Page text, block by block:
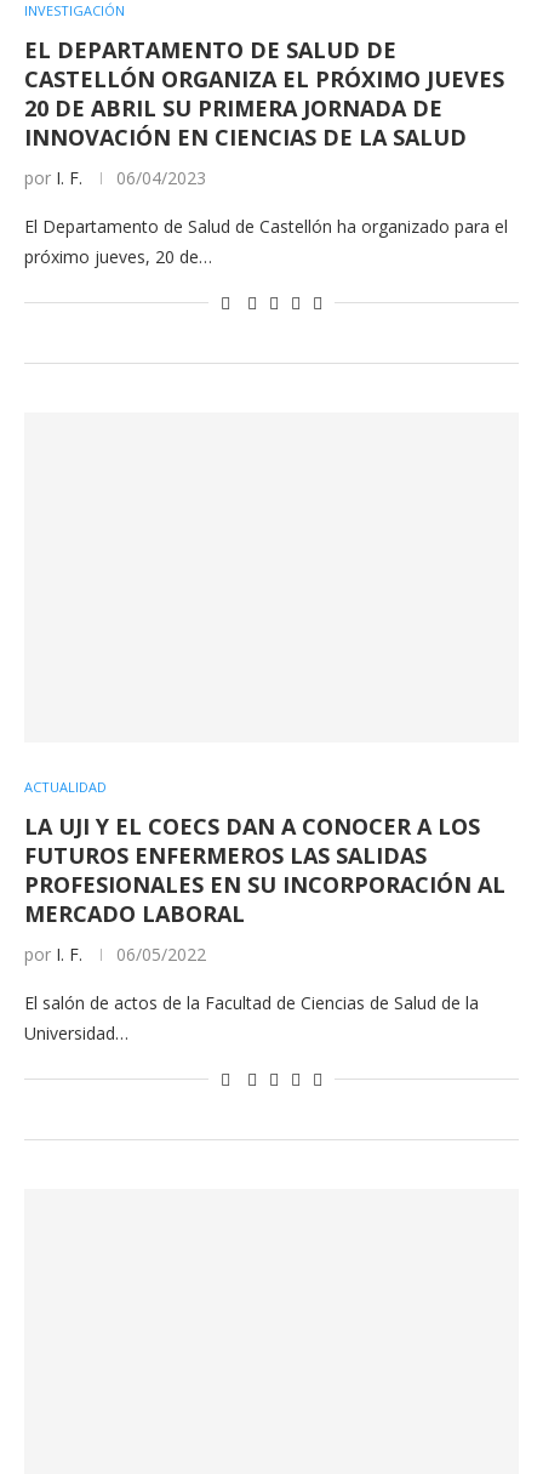
INVESTIGACIÓN
EL DEPARTAMENTO DE SALUD DE
CASTELLÓN ORGANIZA EL PRÓXIMO JUEVES
20 DE ABRIL SU PRIMERA JORNADA DE
INNOVACIÓN EN CIENCIAS DE LA SALUD
por I. F. 06/04/2023
El Departamento de Salud de Castellón ha organizado para el
próximo jueves, 20 de…
ACTUALIDAD
LA UJI Y EL COECS DAN A CONOCER A LOS
FUTUROS ENFERMEROS LAS SALIDAS
PROFESIONALES EN SU INCORPORACIÓN AL
MERCADO LABORAL
por I. F. 06/05/2022
El salón de actos de la Facultad de Ciencias de Salud de la
Universidad…